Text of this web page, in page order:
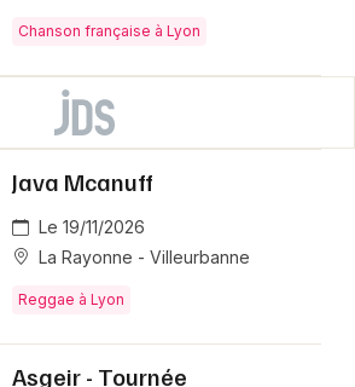
Chanson française à Lyon
Java Mcanuff
Le 19/11/2026
La Rayonne - Villeurbanne
Reggae à Lyon
Asgeir - Tournée